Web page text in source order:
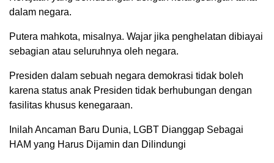
dalam negara.
Putera mahkota, misalnya. Wajar jika penghelatan dibiayai
sebagian atau seluruhnya oleh negara.
Presiden dalam sebuah negara demokrasi tidak boleh
karena status anak Presiden tidak berhubungan dengan
fasilitas khusus kenegaraan.
Inilah Ancaman Baru Dunia, LGBT Dianggap Sebagai
HAM yang Harus Dijamin dan Dilindungi